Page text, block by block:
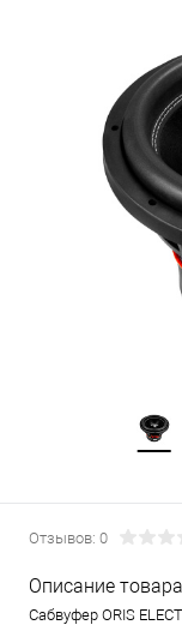
Отзывов: 0
Описание
Сабвуфер ORIS